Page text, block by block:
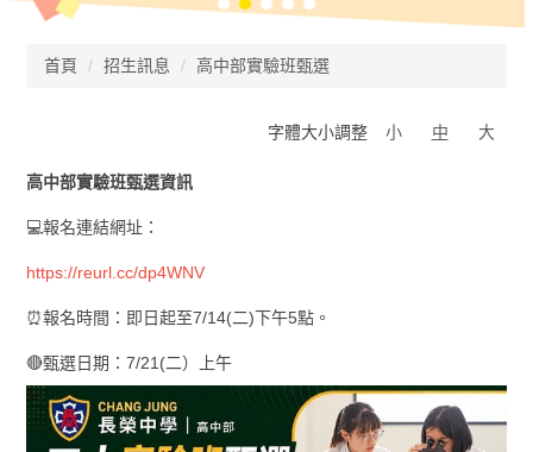
首頁 招生訊息 高中部實驗班甄選
字體大小調整 小 中 大
高中部實驗班甄選資訊
💻報名連結網址：
https://reurl.cc/dp4WNV
⏰報名時間：即日起至7/14(二)下午5點。
🔴甄選日期：7/21(二）上午